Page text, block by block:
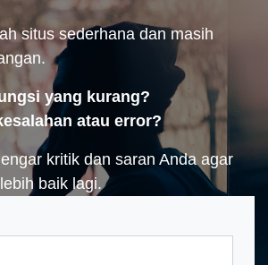
situs sederhana dan masih
yang kurang?
atau error?
kritik dan saran Anda agar
baik lagi.